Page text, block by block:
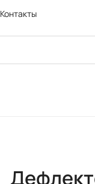
Контакты